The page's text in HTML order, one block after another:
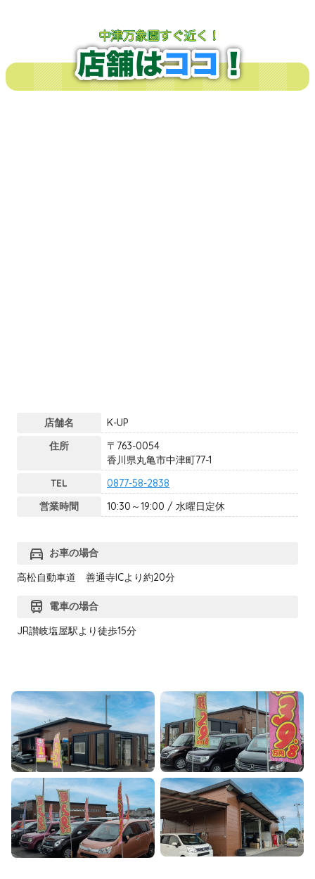
店舗名
K-UP
住所
〒763-0054
香川県丸亀市中津町77-1
TEL
0877-58-2838
営業時間
10:30～19:00 / 水曜日定休
directions_car お車の場合
高松自動車道 善通寺ICより約20分
train
電車の場合
JR讃岐塩屋駅より徒歩15分